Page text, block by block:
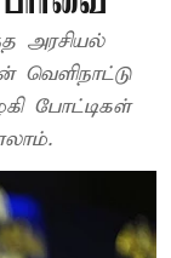
அரசியல்
போட்டிகள்